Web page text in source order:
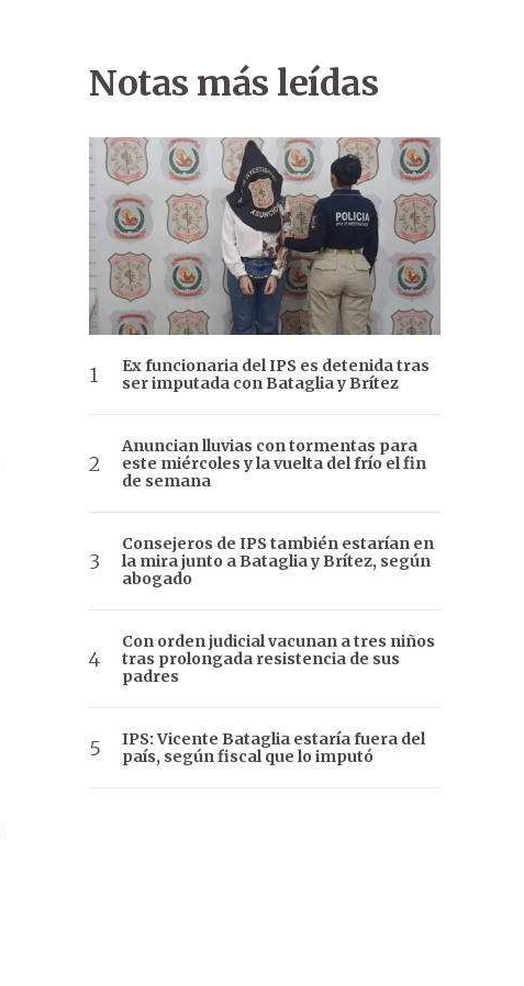
Notas más leídas
Ex funcionaria del IPS es detenida tras
ser imputada con Bataglia y Brítez
Anuncian lluvias con tormentas para
este miércoles y la vuelta del frío el fin
de semana
Consejeros de IPS también estarían en
la mira junto a Bataglia y Brítez, según
abogado
Con orden judicial vacunan a tres niños
tras prolongada resistencia de sus
padres
IPS: Vicente Bataglia estaría fuera del
país, según fiscal que lo imputó